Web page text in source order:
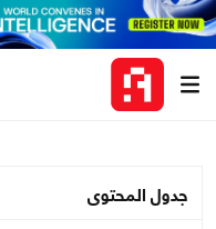
جدول المحتوى